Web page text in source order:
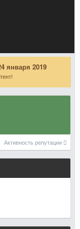
января 2019
Активность репутации